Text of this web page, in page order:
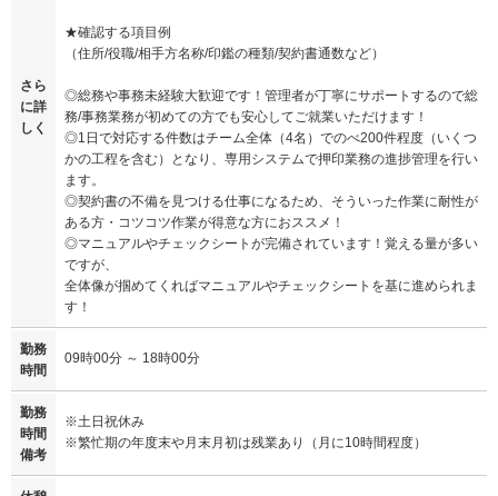
さら
に詳
しく
★確認する項目例
（住所/役職/相手方名称/印鑑の種類/契約書通数など）
◎総務や事務未経験大歓迎です！管理者が丁寧にサポートするので総
務/事務業務が初めての方でも安心してご就業いただけます！
◎1日で対応する件数はチーム全体（4名）でのべ200件程度（いくつ
かの工程を含む）となり、専用システムで押印業務の進捗管理を行い
ます。
◎契約書の不備を見つける仕事になるため、そういった作業に耐性が
ある方・コツコツ作業が得意な方におススメ！
◎マニュアルやチェックシートが完備されています！覚える量が多い
ですが、
全体像が掴めてくればマニュアルやチェックシートを基に進められま
す！
勤務
時間
09時00分 ～ 18時00分
勤務
時間
備考
※土日祝休み
※繁忙期の年度末や月末月初は残業あり（月に10時間程度）